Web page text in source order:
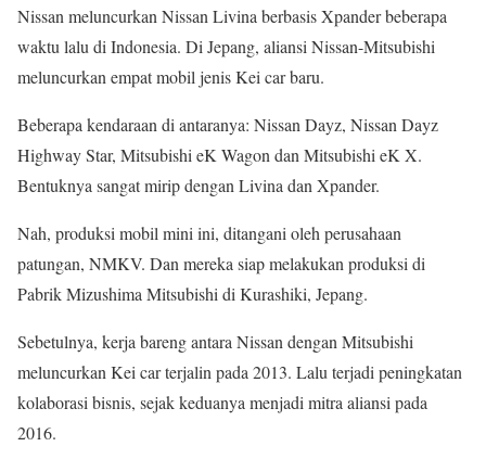
Nissan meluncurkan Nissan Livina berbasis Xpander beberapa
waktu lalu di Indonesia. Di Jepang, aliansi Nissan-Mitsubishi
meluncurkan empat mobil jenis Kei car baru.
Beberapa kendaraan di antaranya: Nissan Dayz, Nissan Dayz
Highway Star, Mitsubishi eK Wagon dan Mitsubishi eK X.
Bentuknya sangat mirip dengan Livina dan Xpander.
Nah, produksi mobil mini ini, ditangani oleh perusahaan
patungan, NMKV. Dan mereka siap melakukan produksi di
Pabrik Mizushima Mitsubishi di Kurashiki, Jepang.
Sebetulnya, kerja bareng antara Nissan dengan Mitsubishi
meluncurkan Kei car terjalin pada 2013. Lalu terjadi peningkatan
kolaborasi bisnis, sejak keduanya menjadi mitra aliansi pada
2016.